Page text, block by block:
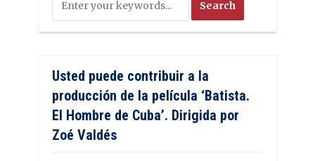
Usted puede contribuir a la
producción de la película ‘Batista.
El Hombre de Cuba’. Dirigida por
Zoé Valdés